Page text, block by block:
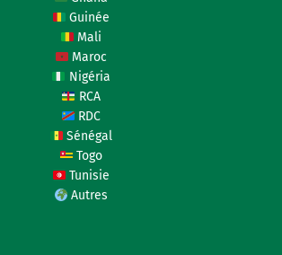
Guinée
Mali
Maroc
Nigéria
RCA
RDC
Sénégal
Togo
Tunisie
Autres